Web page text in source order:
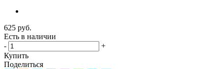
625 руб.
Есть в наличии
-
+
Купить
Поделиться